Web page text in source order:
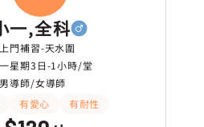
一,全科
上門補習-天水圍
一星期3日-1小時/堂
導師/女導師
有愛心 有耐性